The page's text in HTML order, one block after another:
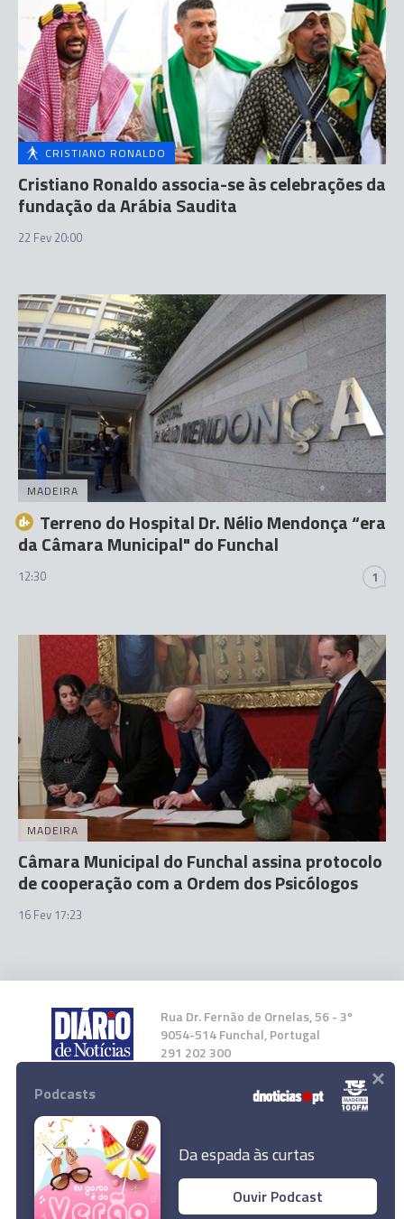
Câmara do Funchal melhora acessibilidade ao
CRISTIANO RONALDO
Cristiano Ronaldo associa-se às celebrações da
fundação da Arábia Saudita
22 Fev 20:00
MADEIRA
Terreno do Hospital Dr. Nélio Mendonça “era
da Câmara Municipal" do Funchal
12:30 1
MADEIRA
Câmara Municipal do Funchal assina protocolo
de cooperação com a Ordem dos Psicólogos
16 Fev 17:23
Rua Dr. Fernão de Ornelas, 56 - 3º
9054-514 Funchal, Portugal
291 202 300
Instale a nossa App
© 2023 Empresa Diário de Notícias, Lda.
Podcasts
Da espada às curtas
Ouvir Podcast
×